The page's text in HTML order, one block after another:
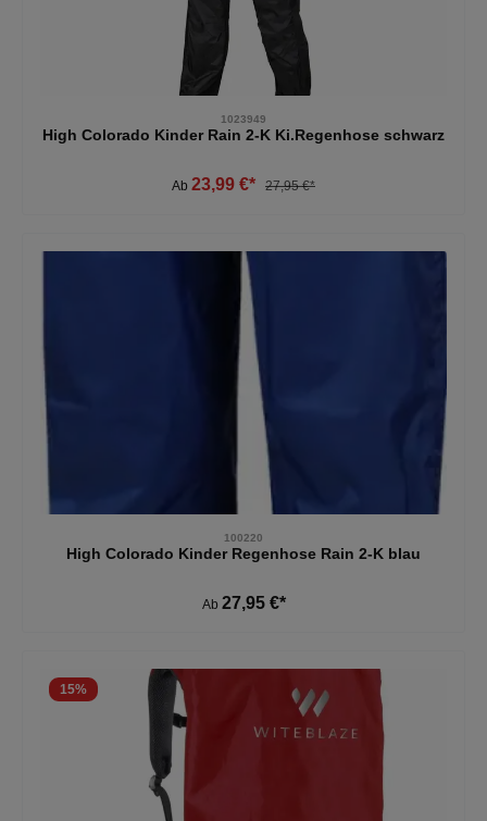
1023949
High Colorado Kinder Rain 2-K Ki.Regenhose schwarz
Ab 23,99 €* 27,95 €*
100220
High Colorado Kinder Regenhose Rain 2-K blau
Ab 27,95 €*
15%